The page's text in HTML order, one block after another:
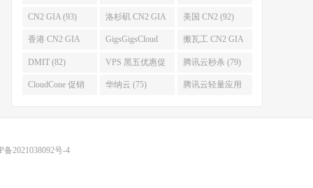
(96) 码 (96) (94)
CN2 GIA (93) 洛杉矶 CN2 GIA
(93)
美国 CN2 (92)
香港 CN2 GIA
(92)
GigsGigsCloud
(85)
搬瓦工 CN2 GIA
(83)
DMIT (82) VPS 黑五优惠促
销整理 (80)
腾讯云秒杀 (79)
CloudCone 促销 华纳云 (75) 腾讯云轻量应用
备2021038092号-4